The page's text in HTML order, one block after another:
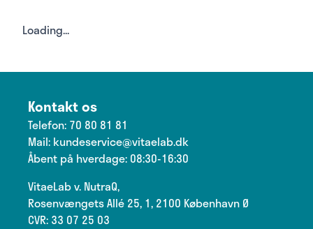
Loading...
Kontakt os
Telefon: 70 80 81 81
Mail: kundeservice@vitaelab.dk
Åbent på hverdage: 08:30-16:30
VitaeLab v. NutraQ,
Rosenvængets Allé 25, 1, 2100 København Ø
CVR: 33 07 25 03